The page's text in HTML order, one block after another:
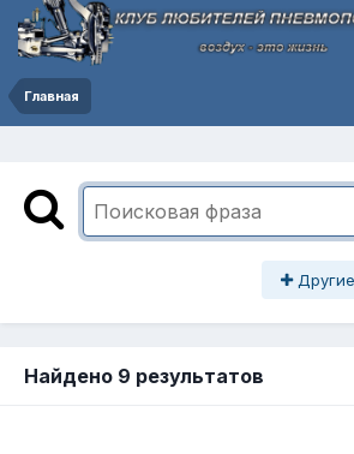
Главная
Найдено 9 результатов